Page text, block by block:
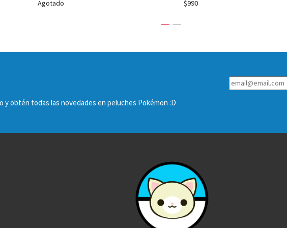
Agotado $990
obtén todas las novedades en peluches Pokémon :D